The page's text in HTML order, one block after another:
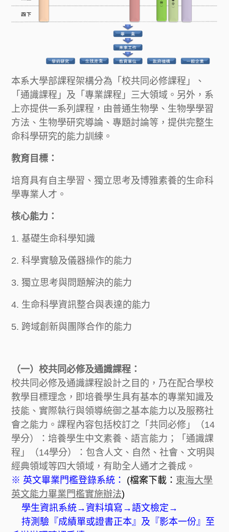
本系大學部課程架構分為「校共同必修課程」、
「通識課程」及「專業課程」三大領域。另外，系
上亦提供一系列課程，由普通生物學、生物學學習
方法、生物學研究導論、專題討論等，提供完整生
命科學研究的能力訓練。
教育目標：
培育具有自主學習、獨立思考及博雅素養的生命科
學專業人才。
核心能力：
1. 基礎生命科學知識
2. 科學實驗及儀器操作的能力
3. 獨立思考與問題解決的能力
4. 生命科學資訊整合與表達的能力
5. 跨域創新與團隊合作的能力
（一）校共同必修及通識課程：
校共同必修及通識課程設計之目的，乃在配合學校
教學目標理念，即培養學生具有基本的專業知識及
技能、實際執行與領導統御之基本能力以及服務社
會之能力。課程內容包括校訂之「共同必修」（14
學分）：培養學生中文素養、語言能力；「通識課
程」（14學分）：包含人文、自然、社會、文明與
經典領域等四大領域，有助全人通才之養成。
※ 英文畢業門檻登錄系統：
(檔案下載： 東海大學
英文能力畢業門檻實施辦法)
學生資訊系統→資料填寫→語文檢定→
持測驗『成績單或證書正本』及『影本一份』至